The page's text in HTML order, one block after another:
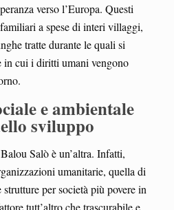
verso l’Europa. Questi
a spese di interi villaggi,
tratte durante le quali si
in cui i diritti umani vengono
e ambientale
sviluppo
Salò è un’altra. Infatti,
umanitarie, quella di
per società più povere in